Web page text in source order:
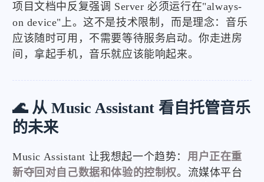
项目文档中反复强调 Server 必须运行在"always-
on device"上。这不是技术限制，而是理念：音乐
应该随时可用，不需要等待服务启动。你走进房
间，拿起手机，音乐就应该能响起来。
🌊 从 Music Assistant 看自托管音乐
的未来
Music Assistant 让我想起一个趋势： 用户正在重
新夺回对自己数据和体验的控制权。流媒体平台